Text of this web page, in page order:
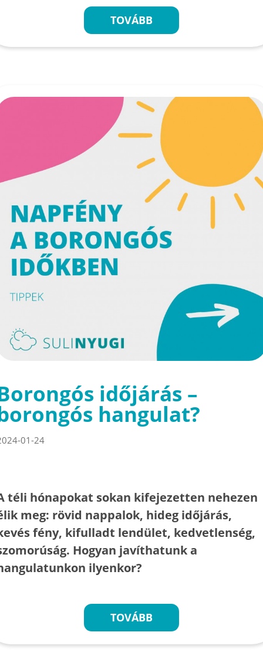
TOVÁBB
időjárás –
hangulat?
01-24
téli hónapokat sokan kifejezetten nehezen
meg: rövid nappalok, hideg időjárás,
fény, kifulladt lendület, kedvetlenség,
Hogyan javíthatunk a
ilyenkor?
TOVÁBB